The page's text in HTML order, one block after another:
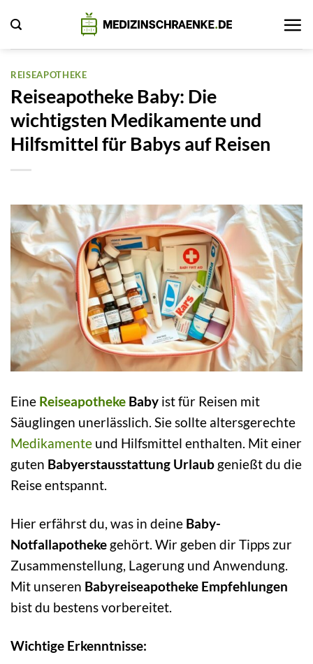
Inhalt
springen
REISEAPOTHEKE
Reiseapotheke Baby: Die
wichtigsten Medikamente und
Hilfsmittel für Babys auf Reisen
Eine Reiseapotheke Baby ist für Reisen mit
Säuglingen unerlässlich. Sie sollte altersgerechte
Medikamente und Hilfsmittel enthalten. Mit einer
guten Babyerstausstattung Urlaub genießt du die
Reise entspannt.
Hier erfährst du, was in deine Baby-
Notfallapotheke gehört. Wir geben dir Tipps zur
Zusammenstellung, Lagerung und Anwendung.
Mit unseren Babyreiseapotheke Empfehlungen
bist du bestens vorbereitet.
Wichtige Erkenntnisse: